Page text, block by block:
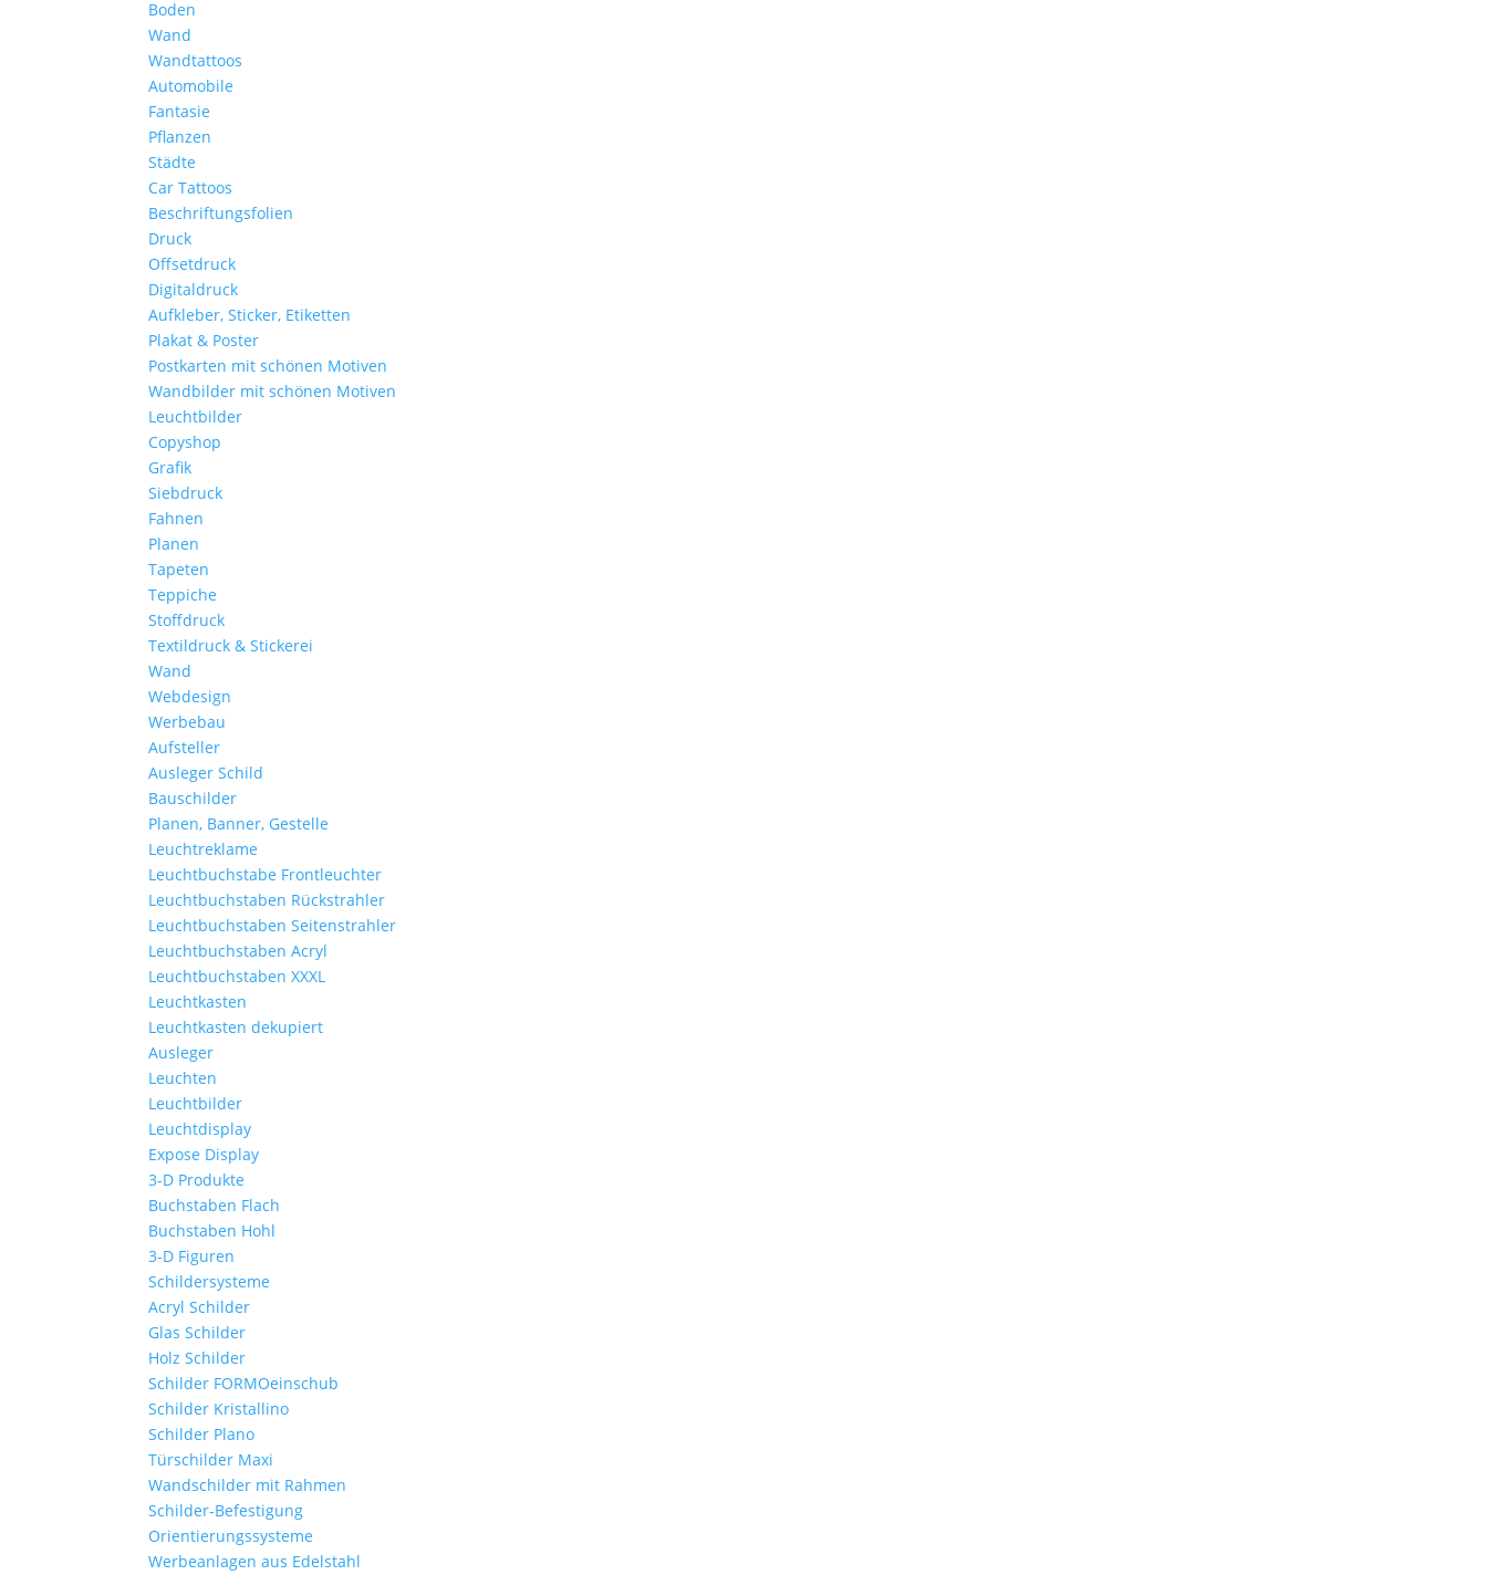
Boden
Wand
Wandtattoos
Automobile
Fantasie
Pflanzen
Städte
Car Tattoos
Beschriftungsfolien
Druck
Offsetdruck
Digitaldruck
Aufkleber, Sticker, Etiketten
Plakat & Poster
Postkarten mit schönen Motiven
Wandbilder mit schönen Motiven
Leuchtbilder
Copyshop
Grafik
Siebdruck
Fahnen
Planen
Tapeten
Teppiche
Stoffdruck
Textildruck & Stickerei
Wand
Webdesign
Werbebau
Aufsteller
Ausleger Schild
Bauschilder
Planen, Banner, Gestelle
Leuchtreklame
Leuchtbuchstabe Frontleuchter
Leuchtbuchstaben Rückstrahler
Leuchtbuchstaben Seitenstrahler
Leuchtbuchstaben Acryl
Leuchtbuchstaben XXXL
Leuchtkasten
Leuchtkasten dekupiert
Ausleger
Leuchten
Leuchtbilder
Leuchtdisplay
Expose Display
3-D Produkte
Buchstaben Flach
Buchstaben Hohl
3-D Figuren
Schildersysteme
Acryl Schilder
Glas Schilder
Holz Schilder
Schilder FORMOeinschub
Schilder Kristallino
Schilder Plano
Türschilder Maxi
Wandschilder mit Rahmen
Schilder-Befestigung
Orientierungssysteme
Werbeanlagen aus Edelstahl